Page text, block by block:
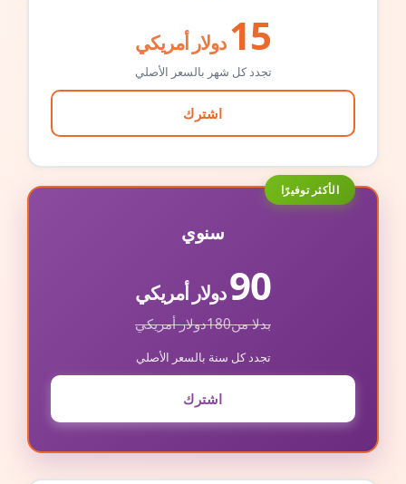
15 دولار أمريكي
تجدد كل شهر بالسعر الأصلي
اشترك
الأكثر توفيرًا
سنوي
90دولار أمريكي
بدلا من180دولار أمريكي
تجدد كل سنة بالسعر الأصلي
اشترك